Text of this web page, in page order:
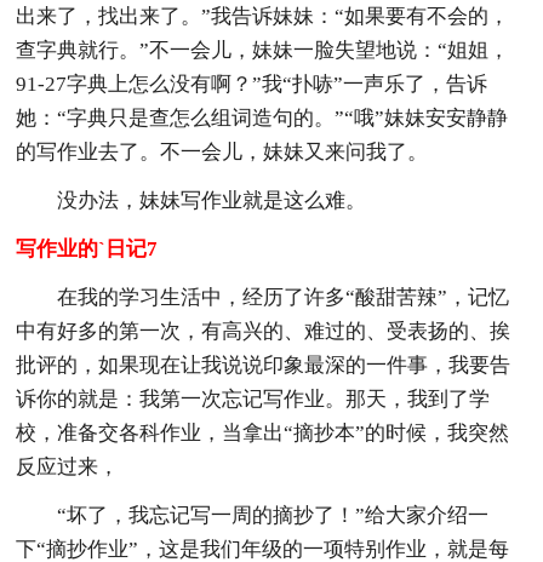
出来了，找出来了。”我告诉妹妹：“如果要有不会的，
查字典就行。”不一会儿，妹妹一脸失望地说：“姐姐，
91-27字典上怎么没有啊？”我“扑哧”一声乐了，告诉
她：“字典只是查怎么组词造句的。”“哦”妹妹安安静静
的写作业去了。不一会儿，妹妹又来问我了。
没办法，妹妹写作业就是这么难。
写作业的`日记7
在我的学习生活中，经历了许多“酸甜苦辣”，记忆
中有好多的第一次，有高兴的、难过的、受表扬的、挨
批评的，如果现在让我说说印象最深的一件事，我要告
诉你的就是：我第一次忘记写作业。那天，我到了学
校，准备交各科作业，当拿出“摘抄本”的时候，我突然
反应过来，
“坏了，我忘记写一周的摘抄了！”给大家介绍一
下“摘抄作业”，这是我们年级的一项特别作业，就是每